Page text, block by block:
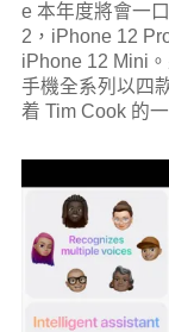
e 本年度將會一
2，iPhone 12
iPhone 12 Mini
手機全系列以四
着 Tim Cook 的